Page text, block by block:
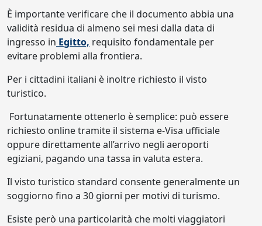
È importante verificare che il documento abbia una
validità residua di almeno sei mesi dalla data di
ingresso in Egitto, requisito fondamentale per
evitare problemi alla frontiera.
Per i cittadini italiani è inoltre richiesto il visto
turistico.
Fortunatamente ottenerlo è semplice: può essere
richiesto online tramite il sistema e-Visa ufficiale
oppure direttamente all’arrivo negli aeroporti
egiziani, pagando una tassa in valuta estera.
Il visto turistico standard consente generalmente un
soggiorno fino a 30 giorni per motivi di turismo.
Esiste però una particolarità che molti viaggiatori